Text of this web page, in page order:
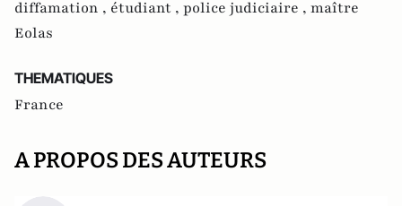
diffamation , étudiant , police judiciaire , maître
Eolas
THEMATIQUES
France
A PROPOS DES AUTEURS